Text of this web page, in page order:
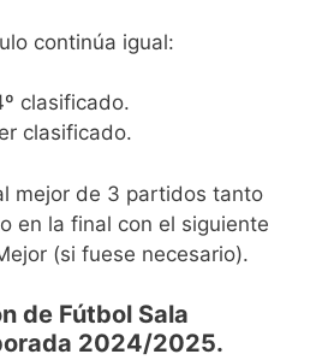
continúa igual:
clasificado.
clasificado.
mejor de 3 partidos tanto
en la final con el siguiente
(si fuese necesario).
de Fútbol Sala
2024/2025.